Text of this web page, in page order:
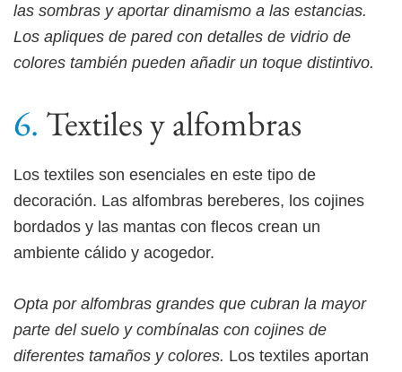
las sombras y aportar dinamismo a las estancias.
Los apliques de pared con detalles de vidrio de
colores también pueden añadir un toque distintivo.
Textiles y alfombras
Los textiles son esenciales en este tipo de
decoración. Las alfombras bereberes, los cojines
bordados y las mantas con flecos crean un
ambiente cálido y acogedor.
Opta por alfombras grandes que cubran la mayor
parte del suelo y combínalas con cojines de
diferentes tamaños y colores. Los textiles aportan